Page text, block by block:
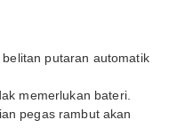
putaran automatik
memerlukan bateri.
pegas rambut akan